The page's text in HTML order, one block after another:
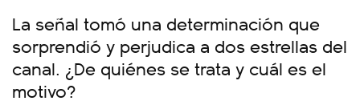
La señal tomó una determinación que
sorprendió y perjudica a dos estrellas del
canal. ¿De quiénes se trata y cuál es el
motivo?